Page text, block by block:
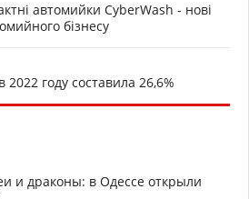
автомийки CyberWash - нові
бізнесу
году составила 26,6%
и драконы: в Одессе открыли